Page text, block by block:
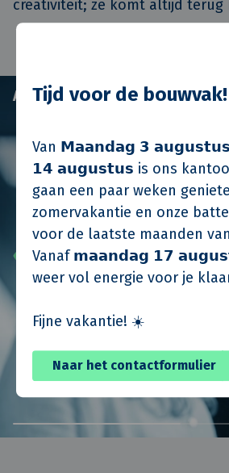
Tijd voor de bouwvak!
Van 𝗠𝗮𝗮𝗻𝗱𝗮𝗴 𝟯
𝟭𝟰 𝗮𝘂𝗴𝘂𝘀𝘁𝘂𝘀 is ons
gaan een paar weken
zomervakantie en onze
voor de laatste maanden
Vanaf 𝗺𝗮𝗮𝗻𝗱𝗮𝗴 𝟭𝟳
weer vol energie voor je
Fijne vakantie! ☀️
Naar het contactformulier
creativiteit; ze komt altijd terug
Arjan Schreven